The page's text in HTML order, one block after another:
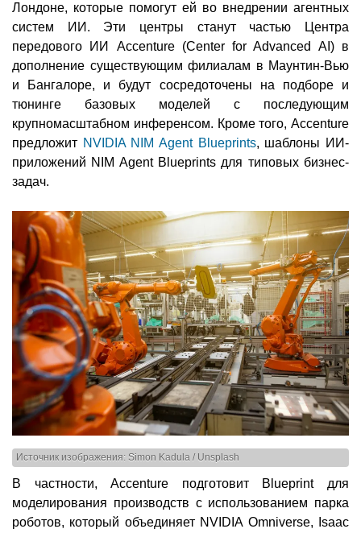
Лондоне, которые помогут ей во внедрении агентных
систем ИИ. Эти центры станут частью Центра
передового ИИ Accenture (Center for Advanced AI) в
дополнение существующим филиалам в Маунтин-Вью
и Бангалоре, и будут сосредоточены на подборе и
тюнинге базовых моделей с последующим
крупномасштабном инференсом. Кроме того, Accenture
предложит NVIDIA NIM Agent Blueprints, шаблоны ИИ-
приложений NIM Agent Blueprints для типовых бизнес-
задач.
Источник изображения: Simon Kadula / Unsplash
В частности, Accenture подготовит Blueprint для
моделирования производств с использованием парка
роботов, который объединяет NVIDIA Omniverse, Isaac